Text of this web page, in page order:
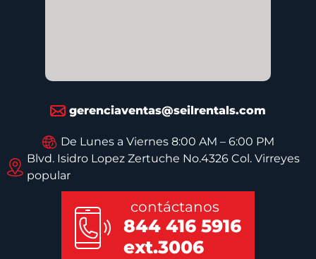
gerenciaventas@seilrentals.com
De Lunes a Viernes 8:00 AM – 6:00 PM
Blvd. Isidro Lopez Zertuche No.4326 Col. Virreyes
popular
contáctanos
844 416 5916
ext.3006